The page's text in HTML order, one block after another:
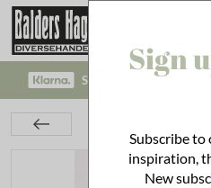
SAFE PAYMENT
Sign
Subscribe to
inspiration,
New